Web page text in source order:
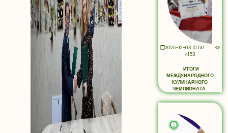
2025-12-03 10:50
4153
ИТОГИ
МЕЖДУНАРОДНОГО
КУЛИНАРНОГО
ЧЕМПИОНАТА